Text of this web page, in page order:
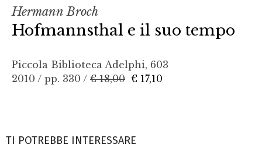
Hermann Broch
Hofmannsthal e il suo tempo
Piccola Biblioteca Adelphi, 603
2010 / pp. 330 / € 18,00 € 17,10
TI POTREBBE INTERESSARE